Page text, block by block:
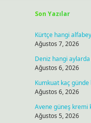
Son Yazılar
Kürtçe hangi
Ağustos 7, 2026
Deniz hangi
Ağustos 6, 2026
Kumkuat kaç günde
Ağustos 6, 2026
Avene güneş kremi
Ağustos 5, 2026